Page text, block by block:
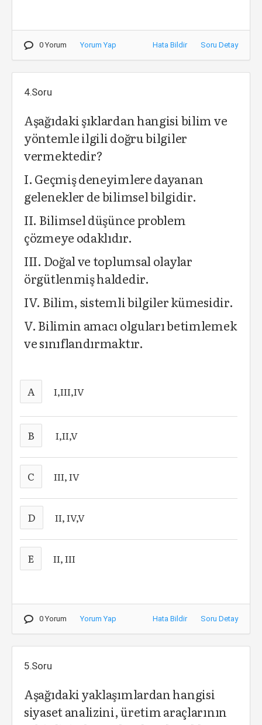
0 Yorum Yorum Yap Hata Bildir Soru Detay
4.Soru
Aşağıdaki şıklardan hangisi bilim ve
yöntemle ilgili doğru bilgiler
vermektedir?
I. Geçmiş deneyimlere dayanan
gelenekler de bilimsel bilgidir.
II. Bilimsel düşünce problem
çözmeye odaklıdır.
III. Doğal ve toplumsal olaylar
örgütlenmiş haldedir.
IV. Bilim, sistemli bilgiler kümesidir.
V. Bilimin amacı olguları betimlemek
ve sınıflandırmaktır.
A I,III,IV
B I,II,V
C III, IV
D II, IV,V
E II, III
0 Yorum Yorum Yap Hata Bildir Soru Detay
5.Soru
Aşağıdaki yaklaşımlardan hangisi
siyaset analizini, üretim araçlarının